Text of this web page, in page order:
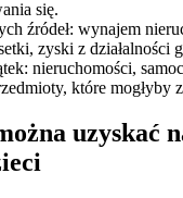
się.
źródeł: wynajem
zyski z działalności
nieruchomości,
które mogłyby
uzyskać